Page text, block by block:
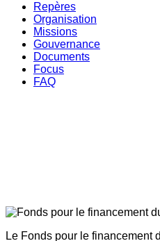
Repères
Organisation
Missions
Gouvernance
Documents
Focus
FAQ
Le Fonds pour le financement